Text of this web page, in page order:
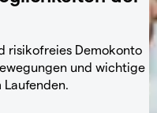
risikofreies Demokonto
und wichtige